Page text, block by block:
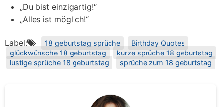
„Du bist einzigartig!“
„Alles ist möglich!“
Label: 18 geburtstag sprüche
Birthday Quotes
glückwünsche 18 geburtstag
kurze sprüche 18 geburtstag
lustige sprüche 18 geburtstag
sprüche zum 18 geburtstag